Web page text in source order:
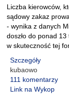
Liczba kierowców,
sądowy zakaz
- wynika z danych
doszło do ponad
w skuteczność tej
Szczegóły
kubaowo
111 komentarzy
Link na Wykop